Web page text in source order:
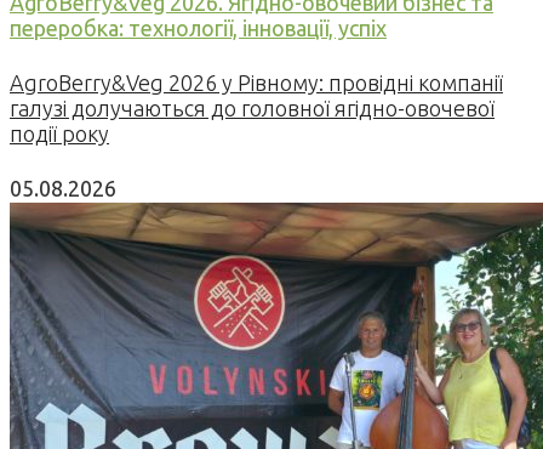
переробка: технології, інновації, успіх
AgroBerry&Veg 2026 у Рівному: провідні компанії
галузі долучаються до головної ягідно-овочевої
події року
05.08.2026